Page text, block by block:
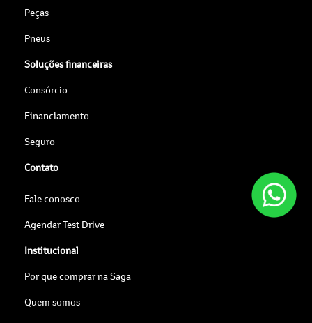
Peças
Pneus
Soluções financeiras
Consórcio
Financiamento
Seguro
Contato
Fale conosco
Agendar Test Drive
Institucional
Por que comprar na Saga
Quem somos